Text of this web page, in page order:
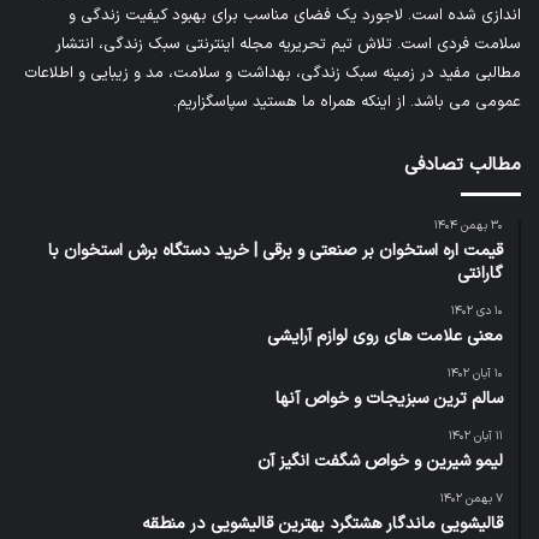
اندازی شده است. لاجورد یک فضای مناسب برای بهبود کیفیت زندگی و
سلامت فردی است. تلاش تیم تحریریه مجله اینترنتی سبک زندگی، انتشار
مطالبی مفید در زمینه سبک زندگی، بهداشت و سلامت، مد و زیبایی و اطلاعات
عمومی می باشد. از اینکه همراه ما هستید سپاسگزاریم.
مطالب تصادفی
۳۰ بهمن ۱۴۰۴
قیمت اره استخوان بر صنعتی و برقی | خرید دستگاه برش استخوان با
گارانتی
۱۰ دی ۱۴۰۲
معنی علامت های روی لوازم آرایشی
۱۰ آبان ۱۴۰۲
سالم ترین سبزیجات و خواص آنها
۱۱ آبان ۱۴۰۲
لیمو شیرین و خواص شگفت انگیز آن
۷ بهمن ۱۴۰۲
قالیشویی ماندگار هشتگرد بهترین قالیشویی در منطقه